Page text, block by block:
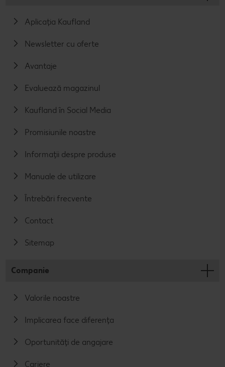
Aplicația Kaufland
Newsletter cu oferte
Avantaje
Evaluează magazinul
Kaufland în Social Media
Promisiunile noastre
Informații despre produse
Manuale de utilizare
Întrebări frecvente
Contact
Sitemap
Companie
Valorile noastre
Implicarea face diferența
Oportunități de angajare
Cariere